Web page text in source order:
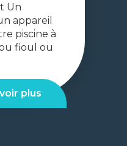
Un
appareil
piscine à
fioul ou
plus